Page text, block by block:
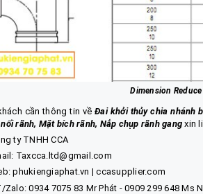
Dimension
cần thông tin vềĐai khởi thủy chia nhánh
rãnh, Mặt bích rãnh, Nắp chụp rãnh gang xin
ty TNHH CCA
Taxcca.ltd@gmail.com
phukiengiaphat.vn |ccasupplier.com
Zalo:0934 7075 83 Mr Phát - 0909 299 648 Ms